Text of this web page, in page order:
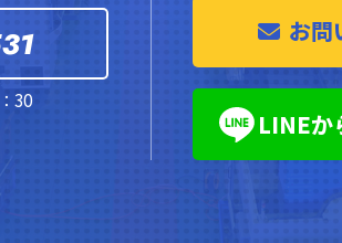
30
お問
LINEか